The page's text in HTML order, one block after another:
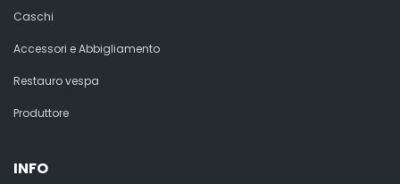
Caschi
Accessori e Abbigliamento
Restauro vespa
Produttore
INFO